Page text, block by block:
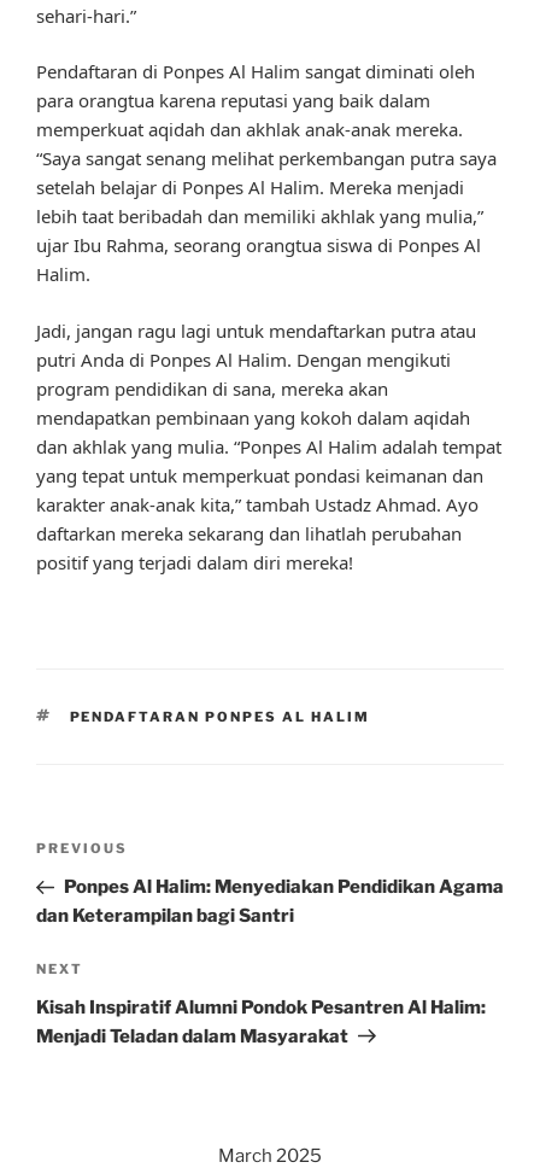
sehari-hari.”
Pendaftaran di Ponpes Al Halim sangat diminati oleh
para orangtua karena reputasi yang baik dalam
memperkuat aqidah dan akhlak anak-anak mereka.
“Saya sangat senang melihat perkembangan putra saya
setelah belajar di Ponpes Al Halim. Mereka menjadi
lebih taat beribadah dan memiliki akhlak yang mulia,”
ujar Ibu Rahma, seorang orangtua siswa di Ponpes Al
Halim.
Jadi, jangan ragu lagi untuk mendaftarkan putra atau
putri Anda di Ponpes Al Halim. Dengan mengikuti
program pendidikan di sana, mereka akan
mendapatkan pembinaan yang kokoh dalam aqidah
dan akhlak yang mulia. “Ponpes Al Halim adalah tempat
yang tepat untuk memperkuat pondasi keimanan dan
karakter anak-anak kita,” tambah Ustadz Ahmad. Ayo
daftarkan mereka sekarang dan lihatlah perubahan
positif yang terjadi dalam diri mereka!
TAGS
PENDAFTARAN PONPES AL HALIM
Previous
Post
PREVIOUS
Ponpes Al Halim: Menyediakan Pendidikan Agama
dan Keterampilan bagi Santri
Next
Post
NEXT
Kisah Inspiratif Alumni Pondok Pesantren Al Halim:
Menjadi Teladan dalam Masyarakat
March 2025